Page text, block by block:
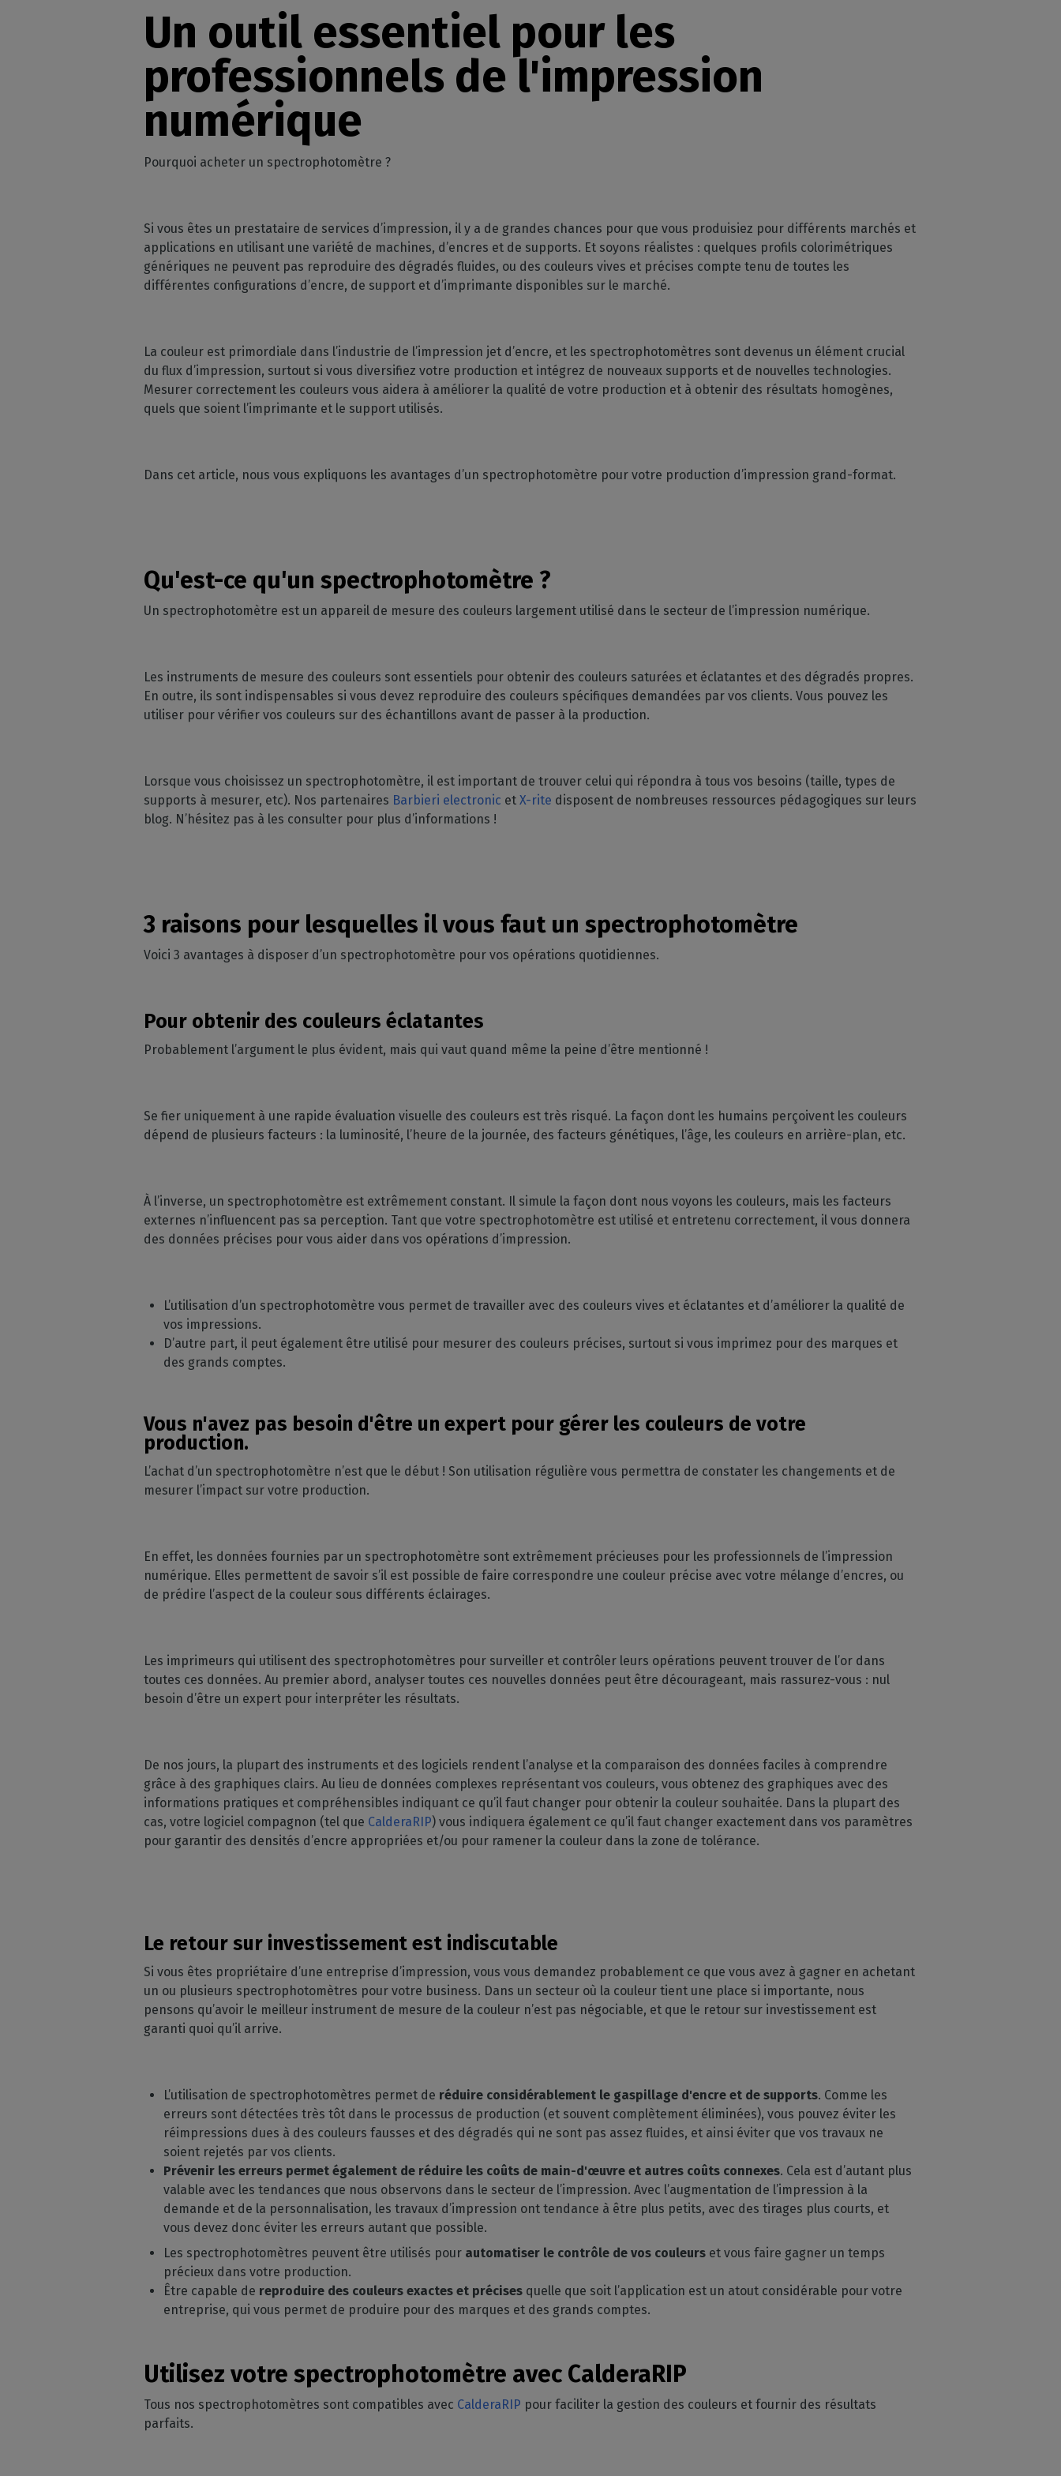
Modules CalderaRIP
CalderaRIP et leurs nombreux
avantages
API REST
CalderaConnect
Logiciel RIP pour l'impression
DTF
Caldera Direct-to-
Garment
CalderaDock
Gérez vos solutions Caldera
SOLUTIONS MATÉRIELLES
Décoration intérieure
Impression multi-supports
Impression
industrielle
Gérez de grands volumes
Découpe
Gérez vos découpes
Automatisation
Rationalisez votre
Périphériques
Vérifiez la compatibilité de
vos machines
Un outil essentiel pour les
professionnels de l'impression
numérique
Pourquoi acheter un spectrophotomètre ?
Si vous êtes un prestataire de services d’impression, il y a de grandes chances pour que vous produisiez pour différents marchés et
applications en utilisant une variété de machines, d’encres et de supports. Et soyons réalistes : quelques profils colorimétriques
génériques ne peuvent pas reproduire des dégradés fluides, ou des couleurs vives et précises compte tenu de toutes les
différentes configurations d’encre, de support et d’imprimante disponibles sur le marché.
La couleur est primordiale dans l’industrie de l’impression jet d’encre, et les spectrophotomètres sont devenus un élément crucial
du flux d’impression, surtout si vous diversifiez votre production et intégrez de nouveaux supports et de nouvelles technologies.
Mesurer correctement les couleurs vous aidera à améliorer la qualité de votre production et à obtenir des résultats homogènes,
quels que soient l’imprimante et le support utilisés.
Dans cet article, nous vous expliquons les avantages d’un spectrophotomètre pour votre production d’impression grand-format.
Qu'est-ce qu'un spectrophotomètre ?
Un spectrophotomètre est un appareil de mesure des couleurs largement utilisé dans le secteur de l’impression numérique.
Les instruments de mesure des couleurs sont essentiels pour obtenir des couleurs saturées et éclatantes et des dégradés propres.
En outre, ils sont indispensables si vous devez reproduire des couleurs spécifiques demandées par vos clients. Vous pouvez les
utiliser pour vérifier vos couleurs sur des échantillons avant de passer à la production.
Lorsque vous choisissez un spectrophotomètre, il est important de trouver celui qui répondra à tous vos besoins (taille, types de
supports à mesurer, etc). Nos partenaires Barbieri electronic et X-rite disposent de nombreuses ressources pédagogiques sur leurs
blog. N’hésitez pas à les consulter pour plus d’informations !
3 raisons pour lesquelles il vous faut un spectrophotomètre
Voici 3 avantages à disposer d’un spectrophotomètre pour vos opérations quotidiennes.
Pour obtenir des couleurs éclatantes
Probablement l’argument le plus évident, mais qui vaut quand même la peine d’être mentionné !
Se fier uniquement à une rapide évaluation visuelle des couleurs est très risqué. La façon dont les humains perçoivent les couleurs
dépend de plusieurs facteurs : la luminosité, l’heure de la journée, des facteurs génétiques, l’âge, les couleurs en arrière-plan, etc.
À l’inverse, un spectrophotomètre est extrêmement constant. Il simule la façon dont nous voyons les couleurs, mais les facteurs
externes n’influencent pas sa perception. Tant que votre spectrophotomètre est utilisé et entretenu correctement, il vous donnera
des données précises pour vous aider dans vos opérations d’impression.
L’utilisation d’un spectrophotomètre vous permet de travailler avec des couleurs vives et éclatantes et d’améliorer la qualité de
vos impressions.
D’autre part, il peut également être utilisé pour mesurer des couleurs précises, surtout si vous imprimez pour des marques et
des grands comptes.
Vous n'avez pas besoin d'être un expert pour gérer les couleurs de votre
production.
L’achat d’un spectrophotomètre n’est que le début ! Son utilisation régulière vous permettra de constater les changements et de
mesurer l’impact sur votre production.
En effet, les données fournies par un spectrophotomètre sont extrêmement précieuses pour les professionnels de l’impression
numérique. Elles permettent de savoir s’il est possible de faire correspondre une couleur précise avec votre mélange d’encres, ou
de prédire l’aspect de la couleur sous différents éclairages.
Les imprimeurs qui utilisent des spectrophotomètres pour surveiller et contrôler leurs opérations peuvent trouver de l’or dans
toutes ces données. Au premier abord, analyser toutes ces nouvelles données peut être décourageant, mais rassurez-vous : nul
besoin d’être un expert pour interpréter les résultats.
De nos jours, la plupart des instruments et des logiciels rendent l’analyse et la comparaison des données faciles à comprendre
grâce à des graphiques clairs. Au lieu de données complexes représentant vos couleurs, vous obtenez des graphiques avec des
informations pratiques et compréhensibles indiquant ce qu’il faut changer pour obtenir la couleur souhaitée. Dans la plupart des
cas, votre logiciel compagnon (tel que CalderaRIP) vous indiquera également ce qu’il faut changer exactement dans vos paramètres
pour garantir des densités d’encre appropriées et/ou pour ramener la couleur dans la zone de tolérance.
Le retour sur investissement est indiscutable
Si vous êtes propriétaire d’une entreprise d’impression, vous vous demandez probablement ce que vous avez à gagner en achetant
un ou plusieurs spectrophotomètres pour votre business. Dans un secteur où la couleur tient une place si importante, nous
pensons qu’avoir le meilleur instrument de mesure de la couleur n’est pas négociable, et que le retour sur investissement est
garanti quoi qu’il arrive.
L’utilisation de spectrophotomètres permet de réduire considérablement le gaspillage d'encre et de supports. Comme les
erreurs sont détectées très tôt dans le processus de production (et souvent complètement éliminées), vous pouvez éviter les
réimpressions dues à des couleurs fausses et des dégradés qui ne sont pas assez fluides, et ainsi éviter que vos travaux ne
soient rejetés par vos clients.
Prévenir les erreurs permet également de réduire les coûts de main-d'œuvre et autres coûts connexes. Cela est d’autant plus
valable avec les tendances que nous observons dans le secteur de l’impression. Avec l’augmentation de l’impression à la
demande et de la personnalisation, les travaux d’impression ont tendance à être plus petits, avec des tirages plus courts, et
vous devez donc éviter les erreurs autant que possible.
Les spectrophotomètres peuvent être utilisés pour automatiser le contrôle de vos couleurs et vous faire gagner un temps
précieux dans votre production.
Être capable de reproduire des couleurs exactes et précises quelle que soit l’application est un atout considérable pour votre
entreprise, qui vous permet de produire pour des marques et des grands comptes.
Utilisez votre spectrophotomètre avec CalderaRIP
Tous nos spectrophotomètres sont compatibles avec CalderaRIP pour faciliter la gestion des couleurs et fournir des résultats
parfaits.